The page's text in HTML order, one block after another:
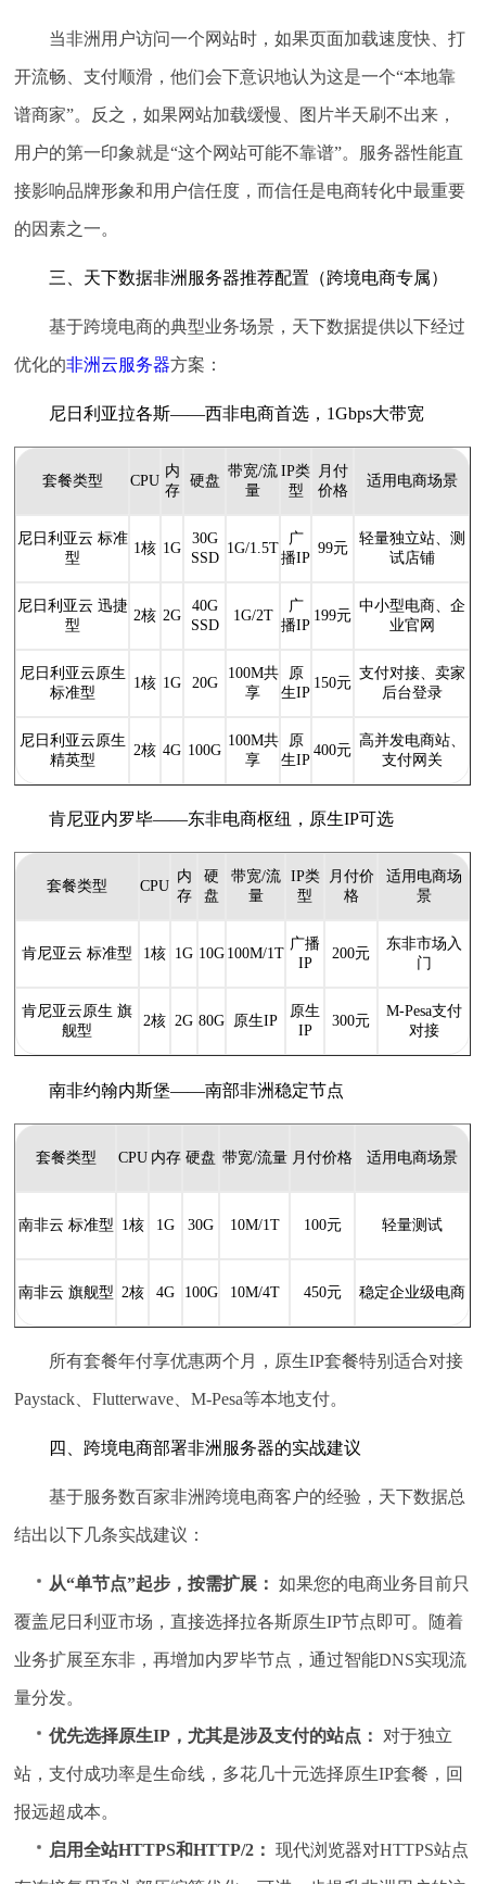
当非洲用户访问一个网站时，如果页面加载速度快、打
开流畅、支付顺滑，他们会下意识地认为这是一个“本地靠
谱商家”。反之，如果网站加载缓慢、图片半天刷不出来，
用户的第一印象就是“这个网站可能不靠谱”。服务器性能直
接影响品牌形象和用户信任度，而信任是电商转化中最重要
的因素之一。
三、天下数据非洲服务器推荐配置（跨境电商专属）
基于跨境电商的典型业务场景，天下数据提供以下经过
优化的非洲云服务器方案：
尼日利亚拉各斯——西非电商首选，1Gbps大带宽
套餐类型 CPU
内
存
硬盘
带宽/流
量
IP类
型
月付
价格
适用电商场景
尼日利亚云 标准
型
1核 1G
30G
SSD
1G/1.5T
广
播IP
99元
轻量独立站、测
试店铺
尼日利亚云 迅捷
型
2核 2G
40G
SSD
1G/2T
广
播IP
199元
中小型电商、企
业官网
尼日利亚云原生
标准型
1核 1G 20G
100M共
享
原
生IP
150元
支付对接、卖家
后台登录
尼日利亚云原生
精英型
2核 4G 100G
100M共
享
原
生IP
400元
高并发电商站、
支付网关
肯尼亚内罗毕——东非电商枢纽，原生IP可选
套餐类型 CPU
内
存
硬
盘
带宽/流
量
IP类
型
月付价
格
适用电商场
景
肯尼亚云 标准型 1核 1G 10G 100M/1T
广播
IP
200元
东非市场入
门
肯尼亚云原生 旗
舰型
2核 2G 80G 原生IP
原生
IP
300元
M-Pesa支付
对接
南非约翰内斯堡——南部非洲稳定节点
套餐类型 CPU 内存 硬盘 带宽/流量 月付价格 适用电商场景
南非云 标准型 1核 1G 30G 10M/1T 100元 轻量测试
南非云 旗舰型 2核 4G 100G 10M/4T 450元 稳定企业级电商
所有套餐年付享优惠两个月，原生IP套餐特别适合对接
Paystack、Flutterwave、M-Pesa等本地支付。
四、跨境电商部署非洲服务器的实战建议
基于服务数百家非洲跨境电商客户的经验，天下数据总
结出以下几条实战建议：
从“单节点”起步，按需扩展： 如果您的电商业务目前只
覆盖尼日利亚市场，直接选择拉各斯原生IP节点即可。随着
业务扩展至东非，再增加内罗毕节点，通过智能DNS实现流
量分发。
优先选择原生IP，尤其是涉及支付的站点： 对于独立
站，支付成功率是生命线，多花几十元选择原生IP套餐，回
报远超成本。
启用全站HTTPS和HTTP/2： 现代浏览器对HTTPS站点